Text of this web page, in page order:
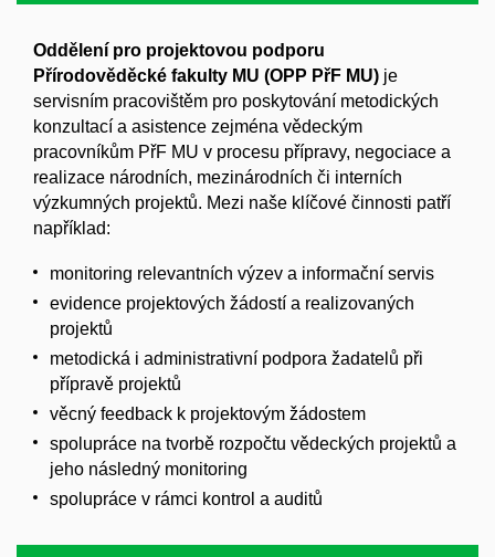
Oddělení pro projektovou podporu
Přírodověděcké fakulty MU (OPP PřF MU) je
servisním pracovištěm pro poskytování metodických
konzultací a asistence zejména vědeckým
pracovníkům PřF MU v procesu přípravy, negociace a
realizace národních, mezinárodních či interních
výzkumných projektů. Mezi naše klíčové činnosti patří
například:
monitoring relevantních výzev a informační servis
evidence projektových žádostí a realizovaných
projektů
metodická i administrativní podpora žadatelů při
přípravě projektů
věcný feedback k projektovým žádostem
spolupráce na tvorbě rozpočtu vědeckých projektů a
jeho následný monitoring
spolupráce v rámci kontrol a auditů